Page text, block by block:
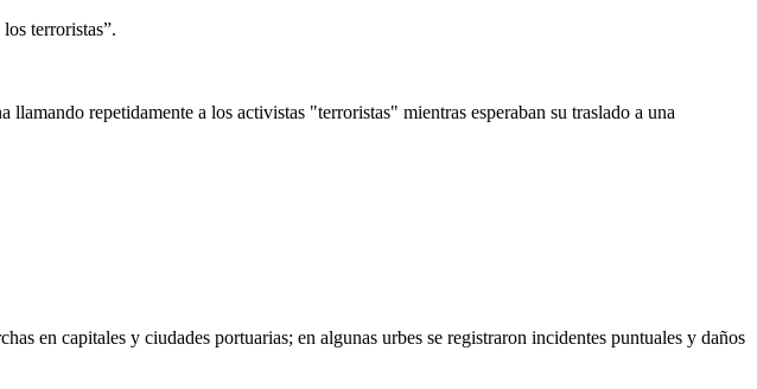
terroristas”.
repetidamente a los activistas "terroristas" mientras esperaban su traslado a una
en capitales y ciudades portuarias; en algunas urbes se registraron incidentes puntuales y daños